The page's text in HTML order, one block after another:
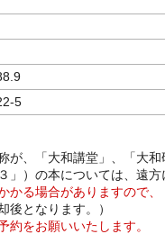
5
が、「大和講堂」、「大和
」）の本については、遠方
かる場合がありますので、
後となります。）
約をお願いいたします。